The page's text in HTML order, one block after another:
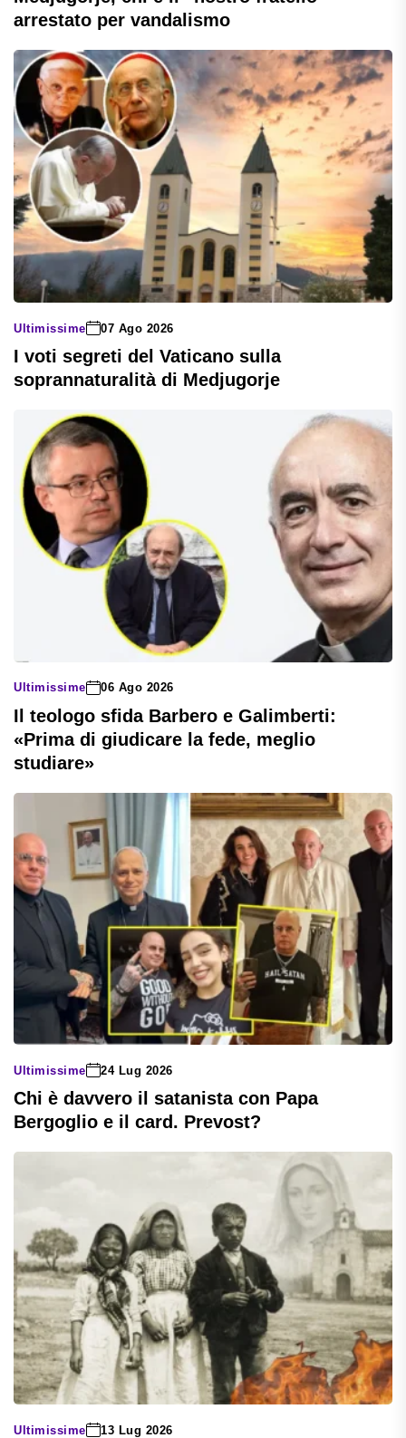
arrestato per vandalismo
Ultimissime 07 Ago 2026
I voti segreti del Vaticano sulla
soprannaturalità di Medjugorje
Ultimissime 06 Ago 2026
Il teologo sfida Barbero e Galimberti:
«Prima di giudicare la fede, meglio
studiare»
Ultimissime 24 Lug 2026
Chi è davvero il satanista con Papa
Bergoglio e il card. Prevost?
Ultimissime 13 Lug 2026